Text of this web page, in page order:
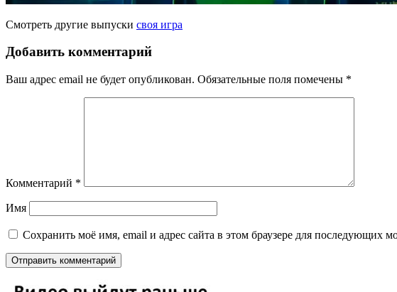
Смотреть другие выпуски своя игра
Добавить комментарий
Ваш адрес email не будет опубликован. Обязательные поля помечены *
Комментарий *
Имя
Сохранить моё имя, email и адрес сайта в этом браузере для последующих